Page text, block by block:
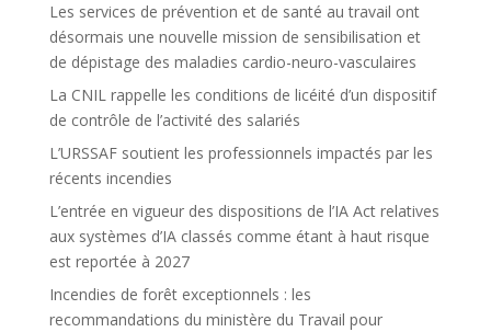
Les services de prévention et de santé au travail ont
désormais une nouvelle mission de sensibilisation et
de dépistage des maladies cardio-neuro-vasculaires
La CNIL rappelle les conditions de licéité d’un dispositif
de contrôle de l’activité des salariés
L’URSSAF soutient les professionnels impactés par les
récents incendies
L’entrée en vigueur des dispositions de l’IA Act relatives
aux systèmes d’IA classés comme étant à haut risque
est reportée à 2027
Incendies de forêt exceptionnels : les
recommandations du ministère du Travail pour